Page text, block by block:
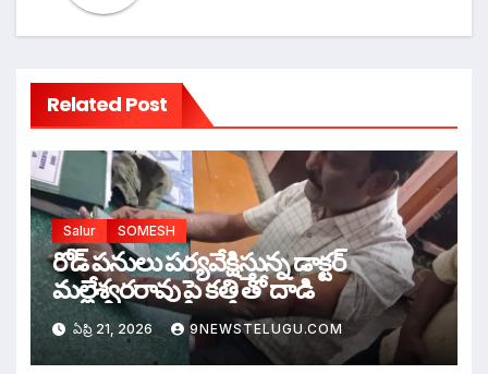
Related Post
Salur SOMESH
రోడ్ పనులు పర్యవేక్షిస్తున్న డాక్టర్
మల్లేశ్వరరావు పై కత్తి తో దాడి
ఏప్రి 21, 2026 9NEWSTELUGU.COM